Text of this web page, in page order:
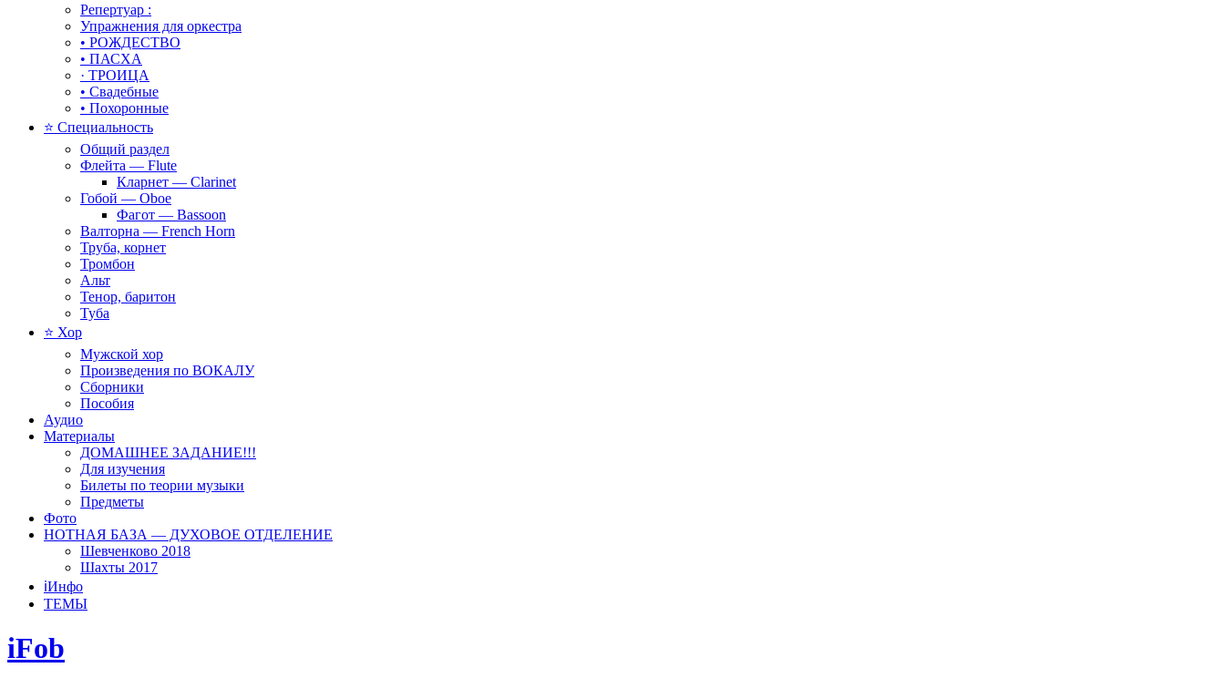
Репертуар :
Упражнения для оркестра
• РОЖДЕСТВО
• ПАСХА
· ТРОИЦА
• Свадебные
• Похоронные
⭐ Специальность
Общий раздел
Флейта — Flute
Кларнет — Clarinet
Гобой — Oboe
Фагот — Bassoon
Валторна — French Horn
Труба, корнет
Тромбон
Альт
Тенор, баритон
Туба
⭐ Хор
Мужской хор
Произведения по ВОКАЛУ
Сборники
Пособия
Аудио
Материалы
ДОМАШНЕЕ ЗАДАНИЕ!!!
Для изучения
Билеты по теории музыки
Предметы
Фото
НОТНАЯ БАЗА — ДУХОВОЕ ОТДЕЛЕНИЕ
Шевченково 2018
Шахты 2017
ℹ️Инфо
ТЕМЫ
iFob